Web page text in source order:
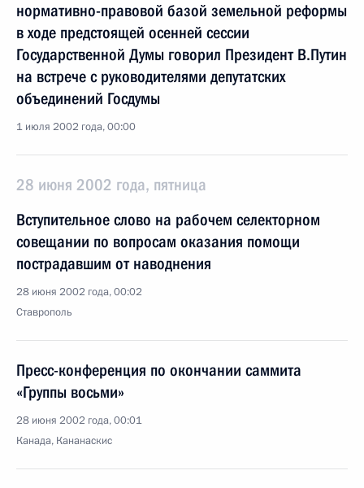
нормативно-правовой базой земельной реформы
в ходе предстоящей осенней сессии
Государственной Думы говорил Президент В.Путин
на встрече с руководителями депутатских
объединений Госдумы
1 июля 2002 года, 00:00
28 июня 2002 года, пятница
Вступительное слово на рабочем селекторном
совещании по вопросам оказания помощи
пострадавшим от наводнения
28 июня 2002 года, 00:02
Ставрополь
Пресс-конференция по окончании саммита
«Группы восьми»
28 июня 2002 года, 00:01
Канада, Кананаскис